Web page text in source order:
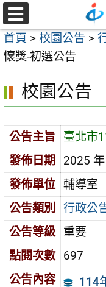
跳
至
主
要
容
選
單
首頁 > 校園公告 >
懷獎-初選公告
校園公告
公告主旨
臺北市
發佈日期
2025
發佈單位 輔導室
公告類別
行政公
公告等級
重要
點閱次數
697
公告內容
114